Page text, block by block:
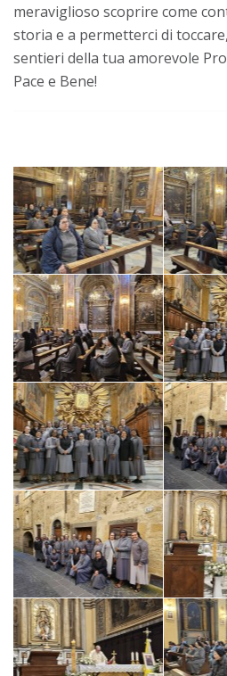
meraviglioso scoprire come
storia e a permetterci di
sentieri della tua amorevole
Pace e Bene!